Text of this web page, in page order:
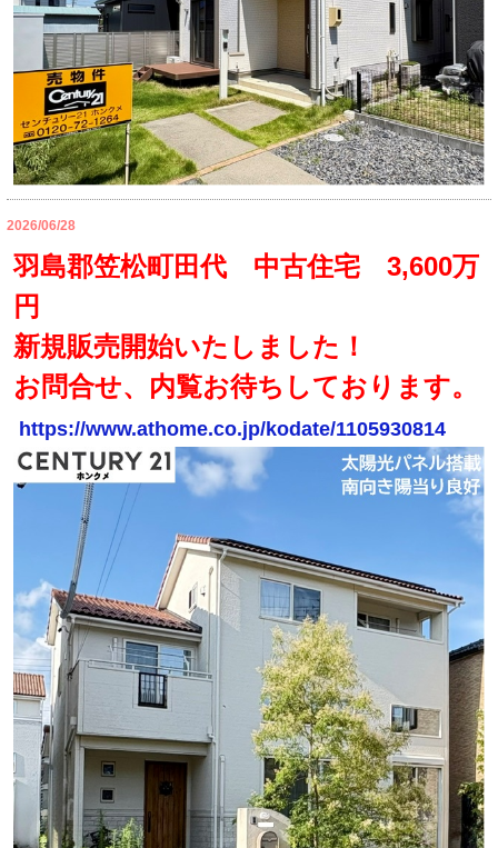
2026/06/28
羽島郡笠松町田代 中古住宅 3,600万
円
新規販売開始いたしました！
お問合せ、内覧お待ちしております。
https://www.athome.co.jp/kodate/1105930814